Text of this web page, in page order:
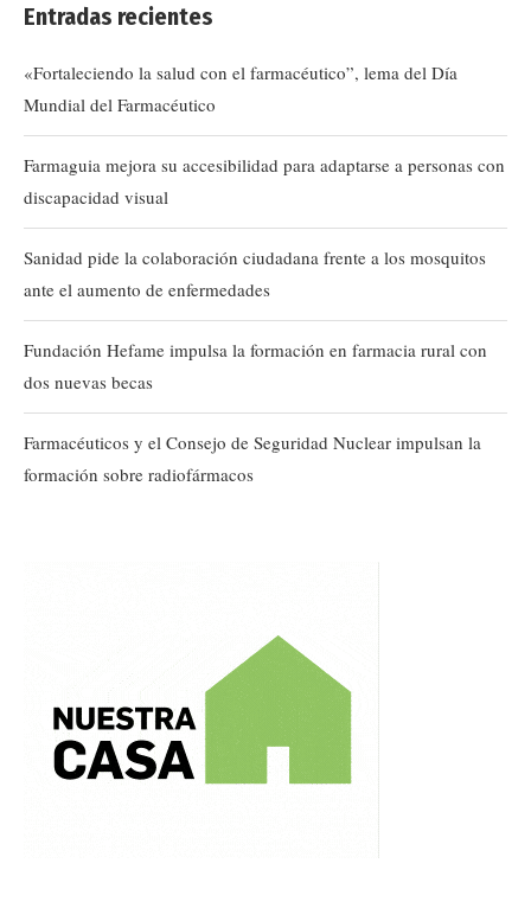
Entradas recientes
«Fortaleciendo la salud con el farmacéutico”, lema del Día
Mundial del Farmacéutico
Farmaguia mejora su accesibilidad para adaptarse a personas con
discapacidad visual
Sanidad pide la colaboración ciudadana frente a los mosquitos
ante el aumento de enfermedades
Fundación Hefame impulsa la formación en farmacia rural con
dos nuevas becas
Farmacéuticos y el Consejo de Seguridad Nuclear impulsan la
formación sobre radiofármacos